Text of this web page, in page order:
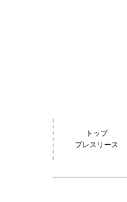
トップ
プレスリース